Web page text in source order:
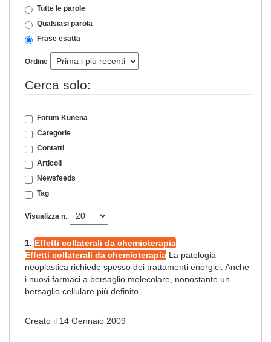
Tutte le parole
Qualsiasi parola
Frase esatta
Ordine
Cerca solo:
Forum Kunena
Categorie
Contatti
Articoli
Newsfeeds
Tag
Visualizza n.
1. Effetti collaterali da chemioterapia
Effetti collaterali da chemioterapia La patologia
neoplastica richiede spesso dei trattamenti energici. Anche
i nuovi farmaci a bersaglio molecolare, nonostante un
bersaglio cellulare più definito, ...
Creato il 14 Gennaio 2009